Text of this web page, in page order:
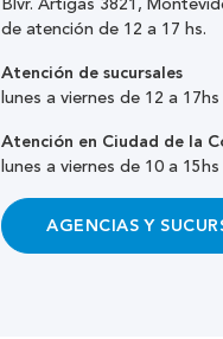
Blvr. Artigas 3821,
de atención de 12 a 17 hs.
Atención de sucursales
lunes a viernes de 12 a 17hs
Atención en Ciudad de la
lunes a viernes de 10 a 15hs
AGENCIAS Y